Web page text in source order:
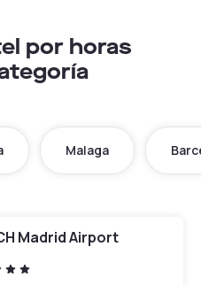
por horas
Malaga
Madrid Airport